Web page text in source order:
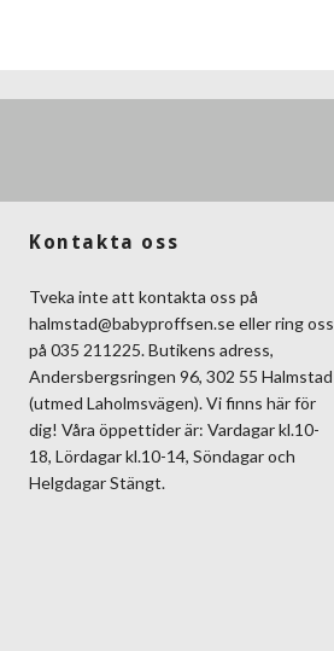
Kontakta oss
Tveka inte att kontakta oss på
halmstad@babyproffsen.seeller ring oss
på 035 211225. Butikens adress,
Andersbergsringen 96, 302 55 Halmstad
(utmed Laholmsvägen). Vi finns här för
dig! Våra öppettider är: Vardagar kl.10-
18, Lördagar kl.10-14, Söndagar och
Helgdagar Stängt.